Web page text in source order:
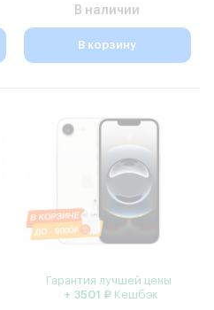
В наличии
В корзину
Гарантия лучшей цены
+ 3501 ₽Кешбэк